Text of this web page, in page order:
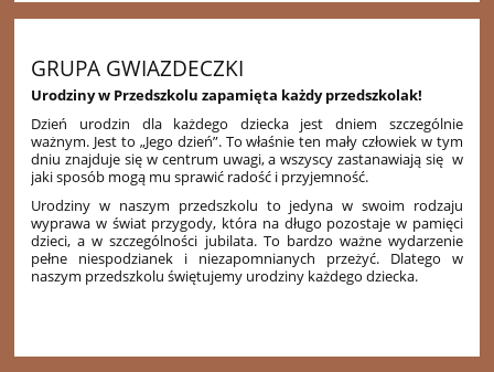
GRUPA GWIAZDECZKI
Urodziny w Przedszkolu zapamięta każdy przedszkolak!
Dzień urodzin dla każdego dziecka jest dniem szczególnie
ważnym. Jest to „Jego dzień”. To właśnie ten mały człowiek w tym
dniu znajduje się w centrum uwagi, a wszyscy zastanawiają się w
jaki sposób mogą mu sprawić radość i przyjemność.
Urodziny w naszym przedszkolu to jedyna w swoim rodzaju
wyprawa w świat przygody, która na długo pozostaje w pamięci
dzieci, a w szczególności jubilata. To bardzo ważne wydarzenie
pełne niespodzianek i niezapomnianych przeżyć. Dlatego w
naszym przedszkolu świętujemy urodziny każdego dziecka.